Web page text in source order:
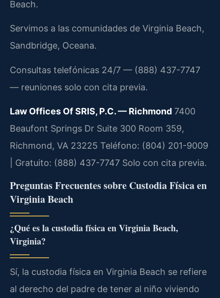
Beach.
Servimos a las comunidades de Virginia Beach,
Sandbridge, Oceana.
Consultas telefónicas 24/7 — (888) 437-7747
— reuniones solo con cita previa.
Law Offices Of SRIS, P.C. — Richmond 7400
Beaufont Springs Dr Suite 300 Room 359,
Richmond, VA 23225 Teléfono: (804) 201-9009
| Gratuito: (888) 437-7747 Solo con cita previa.
Preguntas Frecuentes sobre Custodia Física en
Virginia Beach
¿Qué es la custodia física en Virginia Beach,
Virginia?
Sí, la custodia física en Virginia Beach se refiere
al derecho del padre de tener al niño viviendo